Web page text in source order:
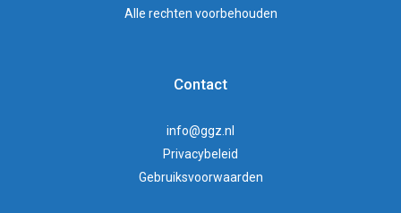
Alle rechten voorbehouden
Contact
info@ggz.nl
Privacybeleid
Gebruiksvoorwaarden